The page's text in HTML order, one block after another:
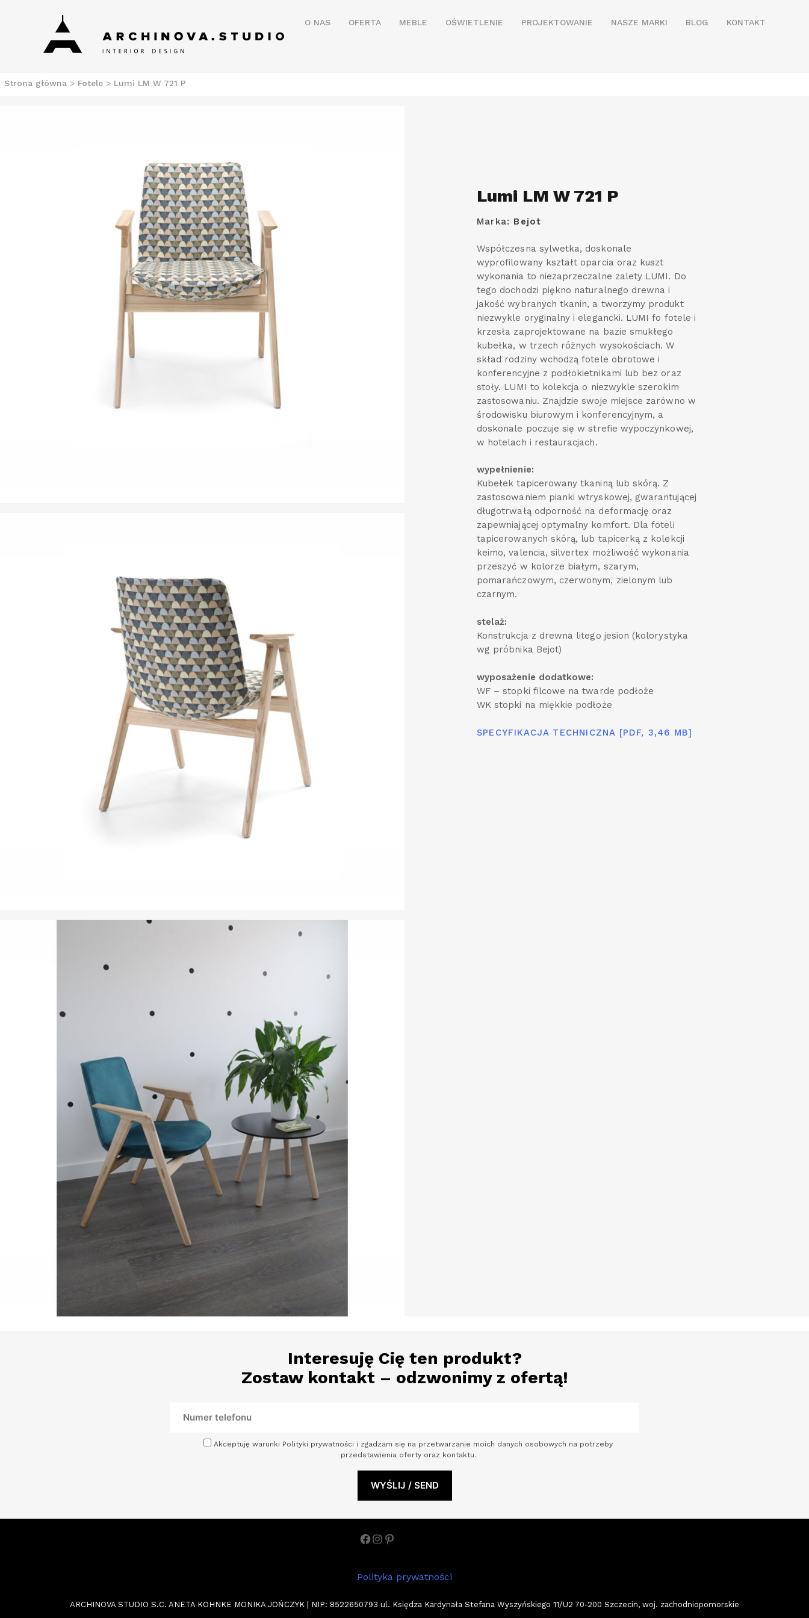
Archinova Studio
Salon meblowy Szczecin. Meble nowoczesne. O NAS OFERTA MEBLE OŚWIETLENIE PROJEKTOWANIE NASZE MARKI BLOG KONTAKT
Strona główna > Fotele > Lumi LM W 721 P
Lumi LM W 721 P
Marka: Bejot
Współczesna sylwetka, doskonale
wyprofilowany kształt oparcia oraz kuszt
wykonania to niezaprzeczalne zalety LUMI. Do
tego dochodzi piękno naturalnego drewna i
jakość wybranych tkanin, a tworzymy produkt
niezwykle oryginalny i elegancki. LUMI fo fotele i
krzesła zaprojektowane na bazie smukłego
kubełka, w trzech różnych wysokościach. W
skład rodziny wchodzą fotele obrotowe i
konferencyjne z podłokietnikami lub bez oraz
stoły. LUMI to kolekcja o niezwykle szerokim
zastosowaniu. Znajdzie swoje miejsce zarówno w
środowisku biurowym i konferencyjnym, a
doskonale poczuje się w strefie wypoczynkowej,
w hotelach i restauracjach.
wypełnienie:
Kubełek tapicerowany tkaniną lub skórą. Z
zastosowaniem pianki wtryskowej, gwarantującej
długotrwałą odporność na deformację oraz
zapewniającej optymalny komfort. Dla foteli
tapicerowanych skórą, lub tapicerką z kolekcji
keimo, valencia, silvertex możliwość wykonania
przeszyć w kolorze białym, szarym,
pomarańczowym, czerwonym, zielonym lub
czarnym.
stelaż:
Konstrukcja z drewna litego jesion (kolorystyka
wg próbnika Bejot)
wyposażenie dodatkowe:
WF – stopki filcowe na twarde podłoże
WK stopki na miękkie podłoże
SPECYFIKACJA TECHNICZNA [PDF, 3,46 MB]
Interesuję Cię ten produkt?
Zostaw kontakt – odzwonimy z ofertą!
Akceptuję warunki Polityki prywatności i zgadzam się na przetwarzanie moich danych osobowych na potrzeby
przedstawienia oferty oraz kontaktu.
Facebook Instagram Pinterest
Polityka prywatności
ARCHINOVA STUDIO S.C. ANETA KOHNKE MONIKA JOŃCZYK | NIP: 8522650793 ul. Księdza Kardynała Stefana Wyszyńskiego 11/U2 70-200 Szczecin, woj. zachodniopomorskie